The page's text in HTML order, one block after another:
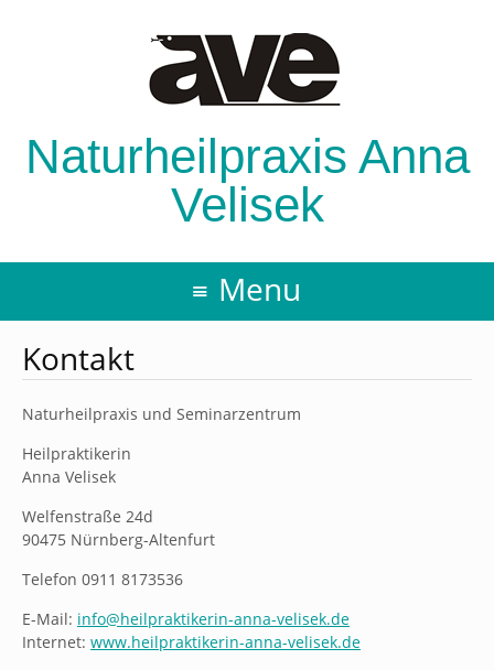
Naturheilpraxis Anna
Velisek
Menu
Kontakt
Naturheilpraxis und Seminarzentrum
Heilpraktikerin
Anna Velisek
Welfenstraße 24d
90475 Nürnberg-Altenfurt
Telefon 0911 8173536
E-Mail: info@heilpraktikerin-anna-velisek.de
Internet: www.heilpraktikerin-anna-velisek.de